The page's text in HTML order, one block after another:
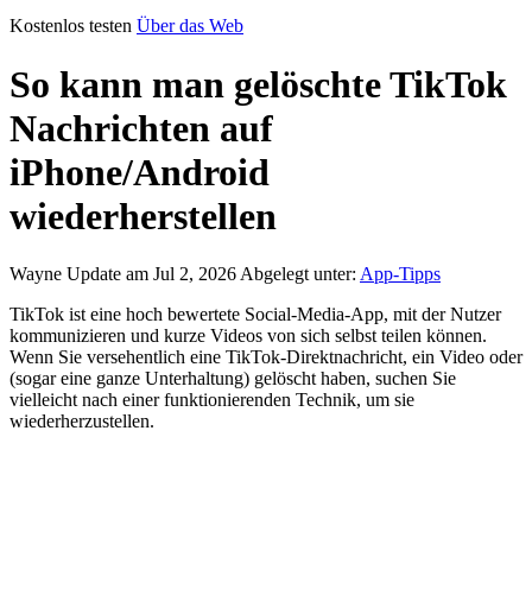
Kostenlos testen Über das Web
So kann man gelöschte TikTok
Nachrichten auf
iPhone/Android
wiederherstellen
Wayne Update am Jul 2, 2026 Abgelegt unter: App-Tipps
TikTok ist eine hoch bewertete Social-Media-App, mit der Nutzer
kommunizieren und kurze Videos von sich selbst teilen können.
Wenn Sie versehentlich eine TikTok-Direktnachricht, ein Video oder
(sogar eine ganze Unterhaltung) gelöscht haben, suchen Sie
vielleicht nach einer funktionierenden Technik, um sie
wiederherzustellen.